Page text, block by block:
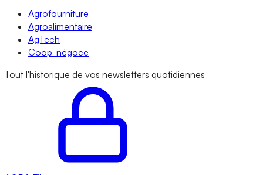
Agrofourniture
Agroalimentaire
AgTech
Coop-négoce
Tout l'historique de vos newsletters quotidiennes